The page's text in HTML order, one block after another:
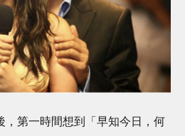
，第一時間想到「早知今日，何